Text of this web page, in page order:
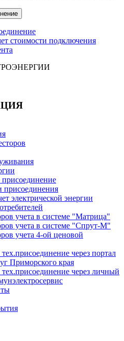
стоимости подключения
присоединение
присоединения
электрической энергии
учета в системе "Матрица"
учета в системе "Спрут-М"
учета 4-ой ценовой
через портал
Приморского края
тех.присоединение через личный